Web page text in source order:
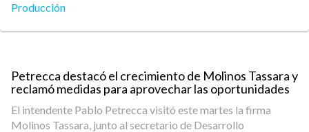
Producción
Petrecca destacó el crecimiento de Molinos Tassara y
reclamó medidas para aprovechar las oportunidades
El intendente Pablo Petrecca visitó este martes la firma
Molinos Tassara, junto al secretario de Desarrollo